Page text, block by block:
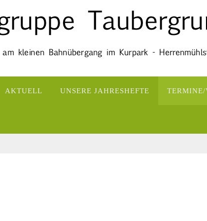
AKTUELL UNSERE JAHRESHEFTE